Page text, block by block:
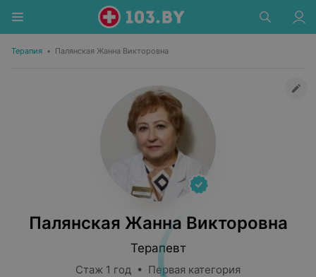
Терапия • Палянская Жанна Викторовна
Палянская Жанна Викторовна
Терапевт
Стаж 1 год • Первая категория